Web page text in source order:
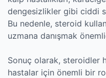
dengesizlikler gibi ciddi
Bu nedenle, steroid
uzmana danışmak
Sonuç olarak, steroidler
hastalar için önemli bir